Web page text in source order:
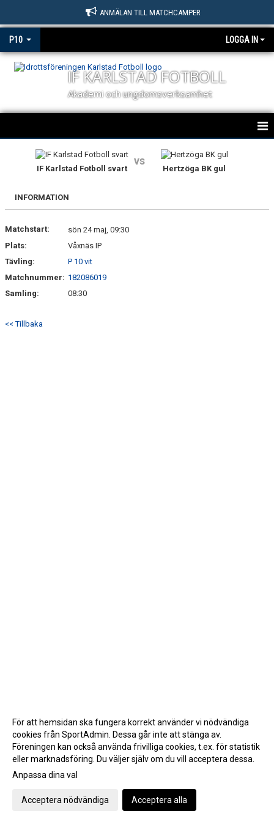
ANMÄLAN TILL MATCHCAMPER
P10 LOGGA IN
IF KARLSTAD FOTBOLL
Akademi och ungdomsverksamhet
KALENDER
MATCHER
BILDGALLERI
IF Karlstad Fotboll svart
vs
Hertzöga BK gul
INFORMATION
Matchstart:
sön 24 maj, 09:30
Plats:
Våxnäs IP
Tävling:
P 10 vit
Matchnummer: 182086019
Samling:
08:30
<< Tillbaka
Gå till Webbversion
För att hemsidan ska fungera korrekt använder vi nödvändiga
cookies från SportAdmin. Dessa går inte att stänga av.
Föreningen kan också använda frivilliga cookies, t.ex. för statistik
eller marknadsföring. Du väljer själv om du vill acceptera dessa.
Anpassa dina val
Acceptera nödvändiga Acceptera alla